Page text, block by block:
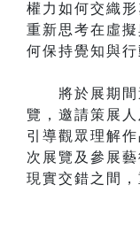
權力如何交織
重新思考在虛
何保持覺知與行
將於展期
覽，邀請策展
引導觀眾理解
次展覽及參展
現實交錯之間